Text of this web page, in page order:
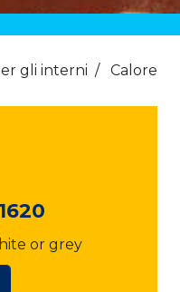
gli interni / Calore
or grey